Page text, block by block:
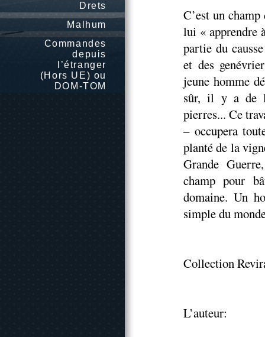
Drets
Malhum
Commandes
depuis
l’étranger
(Hors UE) ou
DOM-TOM
C’est un
lui « apprendre
partie du
et des
jeune homme
sûr, il y a de
pierres... Ce
– occupera
planté de la
Grande
champ pour
domaine. Un
simple du
Collection
L’auteur: